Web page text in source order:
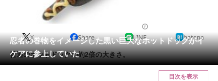
会員記事
メディア
忍者の巻物をイメージした黒い巨大なホットドッグがイ
ケアに参上していた
X Share LINE hatena
普通のホットドッグの約2倍の大きさ。
目次を表示